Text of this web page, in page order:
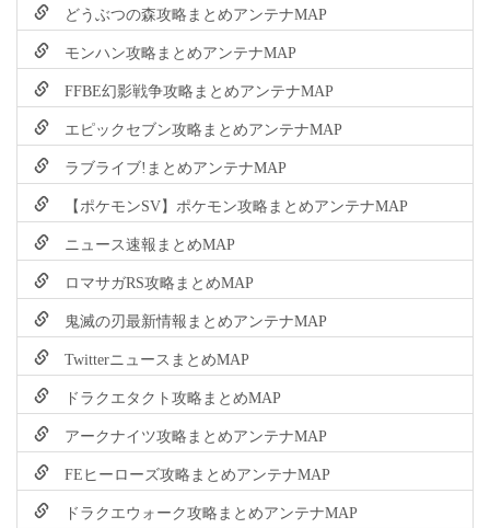
どうぶつの森攻略まとめアンテナMAP
モンハン攻略まとめアンテナMAP
FFBE幻影戦争攻略まとめアンテナMAP
エピックセブン攻略まとめアンテナMAP
ラブライブ!まとめアンテナMAP
【ポケモンSV】ポケモン攻略まとめアンテナMAP
ニュース速報まとめMAP
ロマサガRS攻略まとめMAP
鬼滅の刃最新情報まとめアンテナMAP
TwitterニュースまとめMAP
ドラクエタクト攻略まとめMAP
アークナイツ攻略まとめアンテナMAP
FEヒーローズ攻略まとめアンテナMAP
ドラクエウォーク攻略まとめアンテナMAP